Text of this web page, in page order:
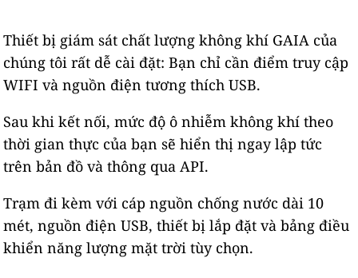
Thiết bị giám sát chất lượng không khí GAIA của
chúng tôi rất dễ cài đặt: Bạn chỉ cần điểm truy cập
WIFI và nguồn điện tương thích USB.
Sau khi kết nối, mức độ ô nhiễm không khí theo
thời gian thực của bạn sẽ hiển thị ngay lập tức
trên bản đồ và thông qua API.
Trạm đi kèm với cáp nguồn chống nước dài 10
mét, nguồn điện USB, thiết bị lắp đặt và bảng điều
khiển năng lượng mặt trời tùy chọn.